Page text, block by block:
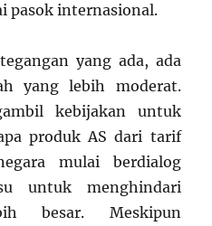
pasok internasional.
yang ada, ada
yang lebih moderat.
kebijakan untuk
produk AS dari tarif
mulai berdialog
untuk menghindari
besar. Meskipun